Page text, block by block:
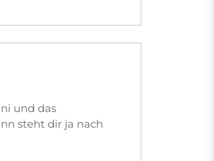
und das
steht dir ja nach